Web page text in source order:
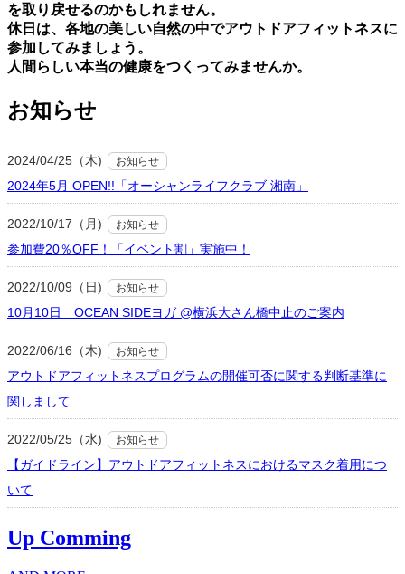
を取り戻せるのかもしれません。
休⽇は、各地の美しい⾃然の中でアウトドアフィットネスに
参加してみましょう。
⼈間らしい本当の健康をつくってみませんか。
お知らせ
2024/04/25（木) お知らせ
2024年5月 OPEN!!「オーシャンライフクラブ 湘南」
2022/10/17（月) お知らせ
参加費20％OFF！「イベント割」実施中！
2022/10/09（日) お知らせ
10月10日 OCEAN SIDEヨガ @横浜大さん橋中止のご案内
2022/06/16（木) お知らせ
アウトドアフィットネスプログラムの開催可否に関する判断基準に
関しまして
2022/05/25（水) お知らせ
【ガイドライン】アウトドアフィットネスにおけるマスク着用につ
いて
Up Comming